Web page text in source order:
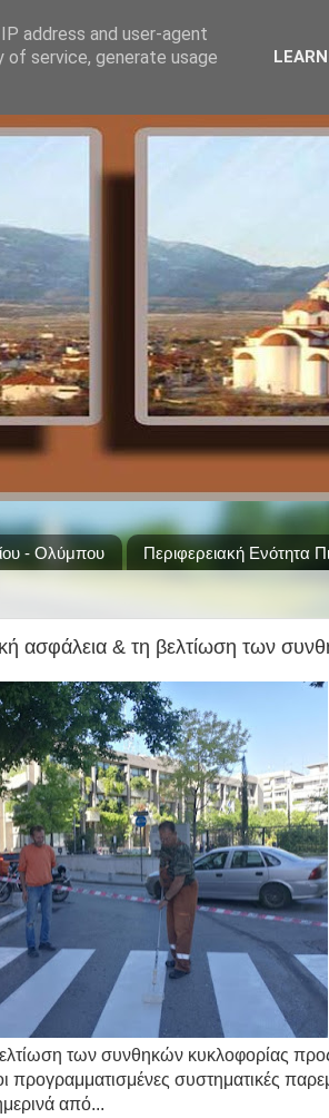
- Ολύμπου Περιφερειακή Ενότητα
ασφάλεια & τη βελτίωση των
των συνθηκών κυκλοφορίας
προγραμματισμένες συστηματικές
από...
address and user-agent
of service, generate usage